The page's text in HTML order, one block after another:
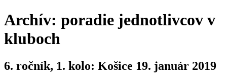
Archív: poradie jednotlivcov v
kluboch
6. ročník, 1. kolo: Košice 19. január 2019